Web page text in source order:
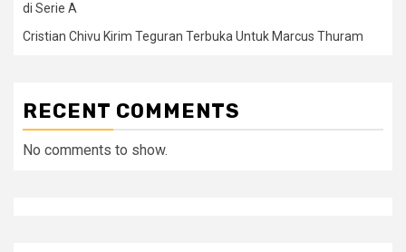
di Serie A
Cristian Chivu Kirim Teguran Terbuka Untuk Marcus Thuram
RECENT COMMENTS
No comments to show.